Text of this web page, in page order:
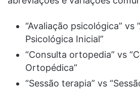
“Avaliação psicológica” vs
Psicológica Inicial”
“Consulta ortopedia” vs
Ortopédica”
“Sessão terapia” vs